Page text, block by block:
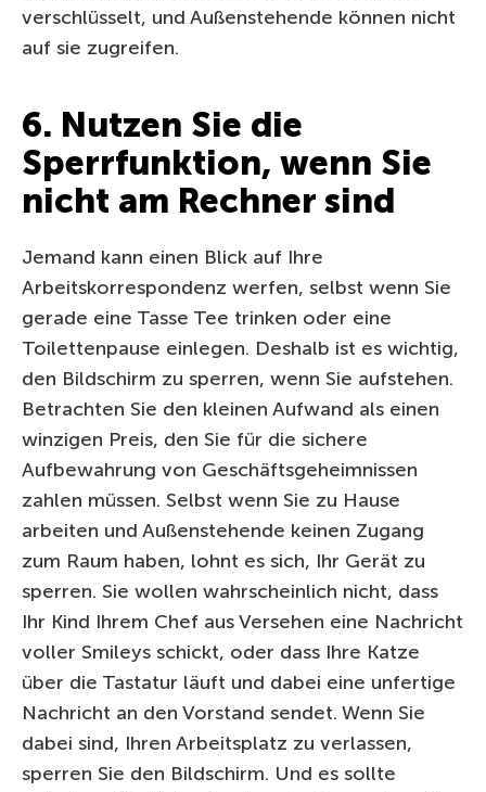
verschlüsselt, und Außenstehende können nicht
auf sie zugreifen.
6. Nutzen Sie die
Sperrfunktion, wenn Sie
nicht am Rechner sind
Jemand kann einen Blick auf Ihre
Arbeitskorrespondenz werfen, selbst wenn Sie
gerade eine Tasse Tee trinken oder eine
Toilettenpause einlegen. Deshalb ist es wichtig,
den Bildschirm zu sperren, wenn Sie aufstehen.
Betrachten Sie den kleinen Aufwand als einen
winzigen Preis, den Sie für die sichere
Aufbewahrung von Geschäftsgeheimnissen
zahlen müssen. Selbst wenn Sie zu Hause
arbeiten und Außenstehende keinen Zugang
zum Raum haben, lohnt es sich, Ihr Gerät zu
sperren. Sie wollen wahrscheinlich nicht, dass
Ihr Kind Ihrem Chef aus Versehen eine Nachricht
voller Smileys schickt, oder dass Ihre Katze
über die Tastatur läuft und dabei eine unfertige
Nachricht an den Vorstand sendet. Wenn Sie
dabei sind, Ihren Arbeitsplatz zu verlassen,
sperren Sie den Bildschirm. Und es sollte